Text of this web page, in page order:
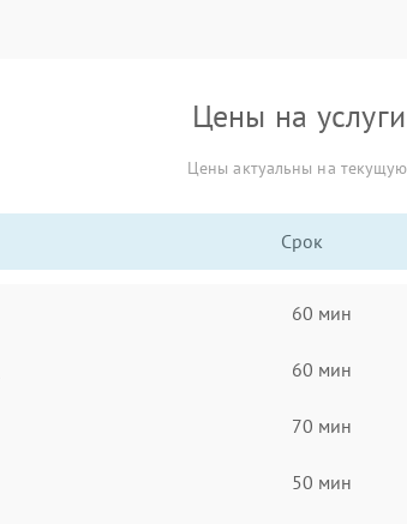
Цены на
Цены актуальны на
Срок
60 мин
60 мин
70 мин
50 мин